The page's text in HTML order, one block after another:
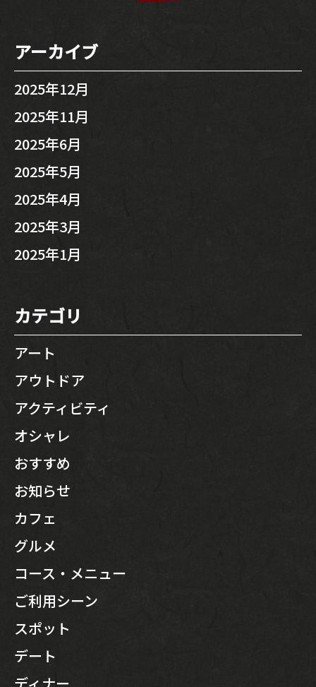
TOP
アーカイブ
2025年12月
2025年11月
2025年6月
2025年5月
2025年4月
2025年3月
2025年1月
カテゴリ
アート
アウトドア
アクティビティ
オシャレ
おすすめ
お知らせ
カフェ
グルメ
コース・メニュー
ご利用シーン
スポット
デート